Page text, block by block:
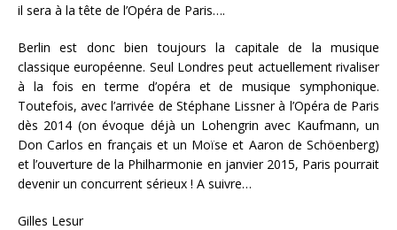
il sera à la tête de l’Opéra de Paris….
Berlin est donc bien toujours la capitale de la musique
classique européenne. Seul Londres peut actuellement rivaliser
à la fois en terme d’opéra et de musique symphonique.
Toutefois, avec l’arrivée de Stéphane Lissner à l’Opéra de Paris
dès 2014 (on évoque déjà un Lohengrin avec Kaufmann, un
Don Carlos en français et un Moïse et Aaron de Schöenberg)
et l’ouverture de la Philharmonie en janvier 2015, Paris pourrait
devenir un concurrent sérieux ! A suivre…
Gilles Lesur